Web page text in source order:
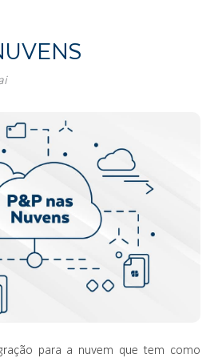
para a nuvem que tem como